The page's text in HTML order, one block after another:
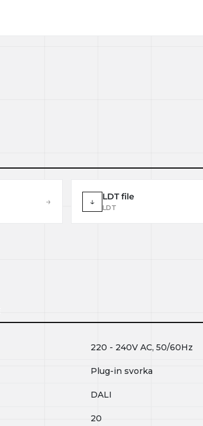
→ ↓ LDT file
LDT
220 - 240V AC, 50/60Hz
Plug-in svorka
DALI
20